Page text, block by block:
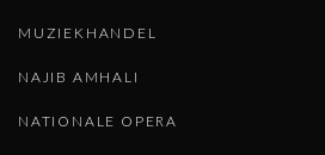
MUZIEKHANDEL
NAJIB AMHALI
NATIONALE OPERA